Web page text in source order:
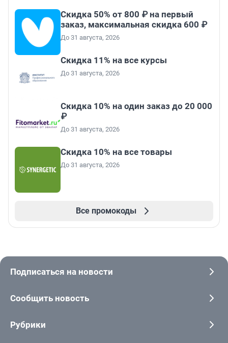
Скидка 50% от 800 ₽ на первый
заказ, максимальная скидка 600 ₽
До 31 августа, 2026
Скидка 11% на все курсы
До 31 августа, 2026
Скидка 10% на один заказ до 20 000
₽
До 31 августа, 2026
Скидка 10% на все товары
До 31 августа, 2026
Все промокоды
Подписаться на новости
Сообщить новость
Рубрики